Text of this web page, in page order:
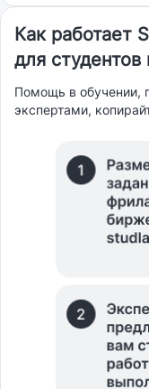
Как работает
для
Помощь в обучении,
экспертами,